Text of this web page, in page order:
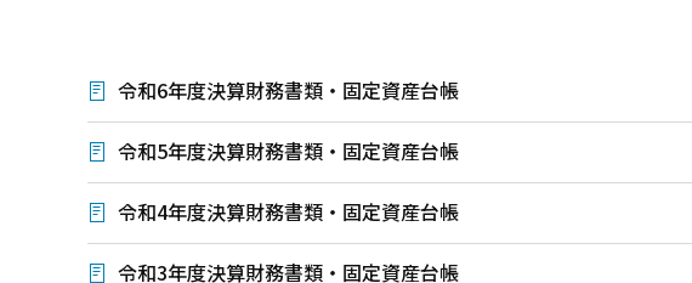
令和6年度決算財務書類・固定資産台帳
令和5年度決算財務書類・固定資産台帳
令和4年度決算財務書類・固定資産台帳
令和3年度決算財務書類・固定資産台帳